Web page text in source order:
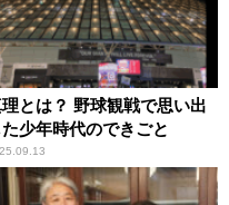
とは？ 野球観戦で思い出
た少年時代のできごと